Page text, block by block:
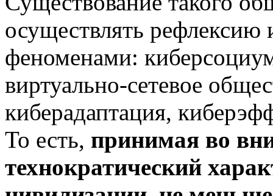
осуществлять
феноменами:
виртуально-сетевое
киберадаптация,
То есть, принимая во
технократический